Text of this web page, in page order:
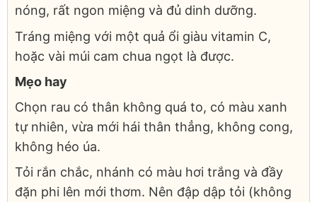
nóng, rất ngon miệng và đủ dinh dưỡng.
Tráng miệng với một quả ổi giàu vitamin C,
hoặc vài múi cam chua ngọt là được.
Mẹo hay
Chọn rau có thân không quá to, có màu xanh
tự nhiên, vừa mới hái thân thẳng, không cong,
không héo úa.
Tỏi rắn chắc, nhánh có màu hơi trắng và đầy
đặn phi lên mới thơm. Nên đập dập tỏi (không